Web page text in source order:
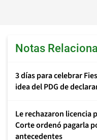
Notas
3 días para celebrar
idea del PDG de
Le rechazaron licencia
Corte ordenó pagarla
antecedentes